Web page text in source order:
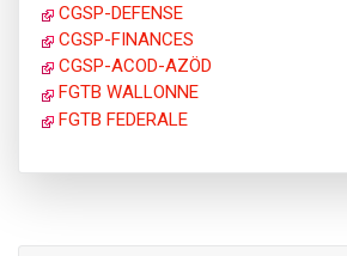
CGSP-DEFENSE
CGSP-FINANCES
CGSP-ACOD-AZÖD
FGTB WALLONNE
FGTB FEDERALE